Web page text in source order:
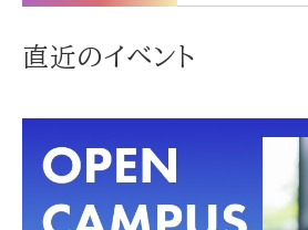
直近のイベント